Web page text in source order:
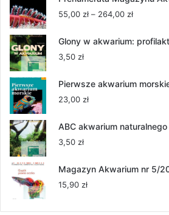
55,00 zł – 264,00 złZakres
od
Glony w akwarium:
3,50 zł
Pierwsze akwarium
23,00 zł
ABC akwarium naturalnego
3,50 zł
Magazyn Akwarium nr 5/
15,90 zł